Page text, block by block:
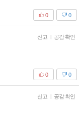
0
0
신고 | 공감 확인
0
0
신고 | 공감 확인